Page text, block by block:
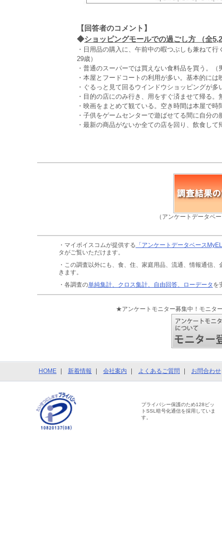
【回答者のコメント】
◆ショッピングモールでの過ごし方 （全
・日用品の購入に、午前中の暇つぶしも兼ねて
29歳）
・普通のスーパーでは買えない食料品を買う。（
・本屋とフードコートの利用が多い。基本的に
・ぐるっと見て回るウインドウショッピングが多
・目的の店にのみ行き、用をすぐ済ませて帰る
・映画をまとめて観ている。空き時間は本屋で
・子供をゲームセンターで遊ばせてる間に自分
・最新の商品がないか全ての店を回り、飲食し
（アンケートデータベ
・マイボイスコムが提供する 「アンケートデータベース
タがご覧いただけます。
・この調査以外にも、食、住、家庭用品、流通、情報通信、
きます。
・各調査の単純集計、クロス集計、自由回答、ローデータ を
★アンケートモニター募集中！モニタ
HOME 新着情報 会社案内 よくあるご質問 お問合わせ
プライバシー保護のため128ビッ
トSSL暗号化通信を採用していま
す。